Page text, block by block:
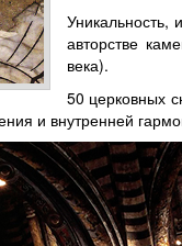
Уникальность,
авторстве
века).
50 церковных
и внутренней